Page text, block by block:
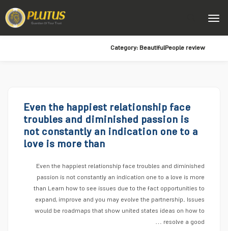
Category:BeautifulPeople review
Even the happiest relationship face
troubles and diminished passion is
not constantly an indication one to a
love is more than
Even the happiest relationship face troubles and diminished
passion is not constantly an indication one to a love is more
than Learn how to see issues due to the fact opportunities to
expand, improve and you may evolve the partnership. Issues
would be roadmaps that show united states ideas on how to
resolve a good …